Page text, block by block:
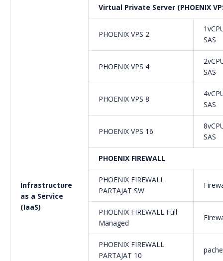
Infrastructure
as a Service
(IaaS)
Virtual Private Server (PHOENIX
PHOENIX VPS 2
SAS
PHOENIX VPS 4
SAS
PHOENIX VPS 8
SAS
PHOENIX VPS 16
SAS
PHOENIX FIREWALL
PHOENIX FIREWALL
PARTAJAT SW
PHOENIX FIREWALL Full
Managed
PHOENIX FIREWALL
PARTAJAT 10